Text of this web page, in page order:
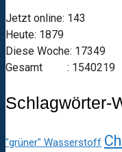
Jetzt online: 143
Heute: 1879
Diese Woche: 17349
Gesamt : 1540219
Schlagwörter-
"grüner" Wasserstoff